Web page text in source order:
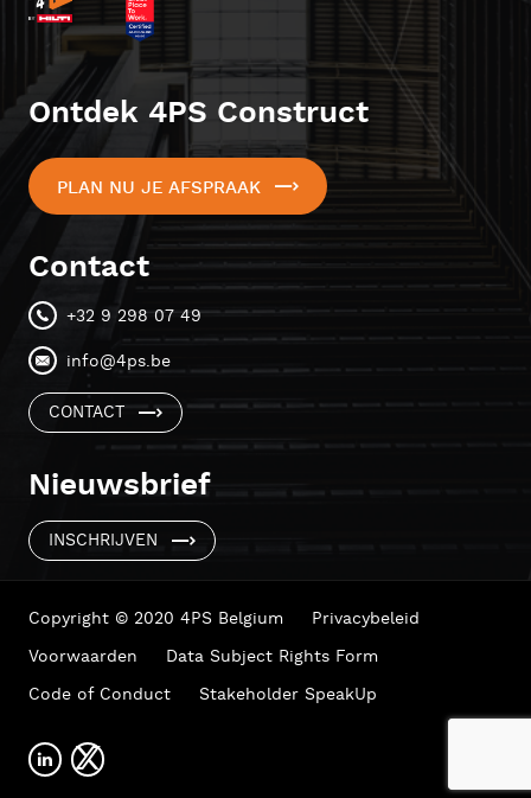
Ontdek 4PS Construct
PLAN NU JE AFSPRAAK
Contact
+32 9 298 07 49
info@4ps.be
CONTACT
Nieuwsbrief
INSCHRIJVEN
Copyright © 2020 4PS Belgium
Privacybeleid
Voorwaarden
Data Subject Rights Form
Code of Conduct
Stakeholder SpeakUp